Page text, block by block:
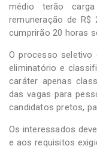
médio terão
remuneração de R$
cumprirão 20 horas
O processo seletivo
eliminatório e
caráter apenas
das vagas para
candidatos pretos,
Os interessados
e aos requisitos